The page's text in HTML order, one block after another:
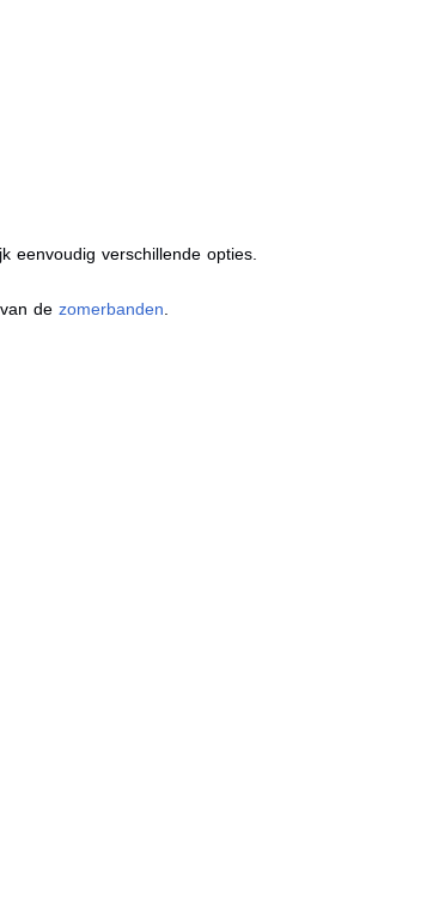
eenvoudig verschillende opties.
van dezomerbanden